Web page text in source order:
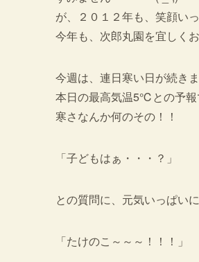
が、２０１２年も、笑顔い
今年も、次郎丸園を宜しく
今週は、連日寒い日が続きま
本日の最高気温5℃との予報
寒さなんか何のその！！
「子どもはぁ・・・？」
との質問に、元気いっぱいに
「たけのこ～～～！！！」